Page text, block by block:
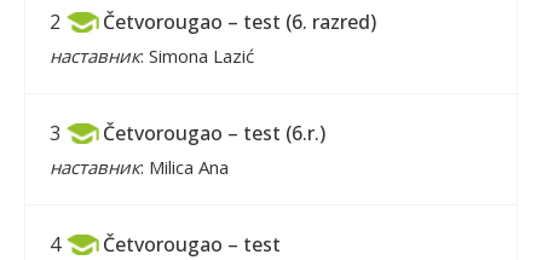
2 Četvorougao – test (6. razred)
наставник: Simona Lazić
3 Četvorougao – test (6.r.)
наставник: Milica Ana
4 Četvorougao – test